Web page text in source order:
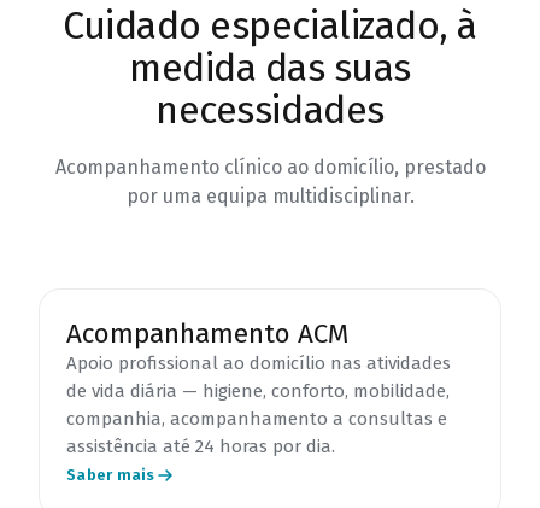
Cuidado especializado, à
medida das suas
necessidades
Acompanhamento clínico ao domicílio, prestado
por uma equipa multidisciplinar.
Acompanhamento ACM
Apoio profissional ao domicílio nas atividades
de vida diária — higiene, conforto, mobilidade,
companhia, acompanhamento a consultas e
assistência até 24 horas por dia.
Saber mais